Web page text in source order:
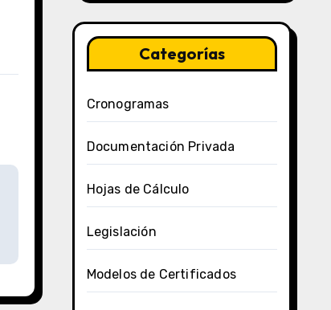
Categorías
Cronogramas
Documentación Privada
Hojas de Cálculo
Legislación
Modelos de Certificados